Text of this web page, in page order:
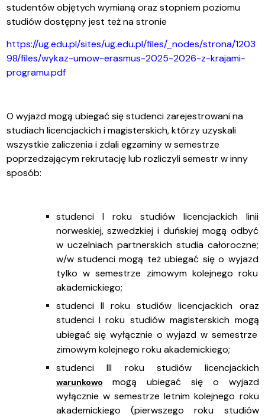
studentów objętych wymianą oraz stopniem poziomu
studiów dostępny jest też na stronie
https://ug.edu.pl/sites/ug.edu.pl/files/_nodes/strona/1203
98/files/wykaz-umow-erasmus-2025-2026-z-krajami-
programu.pdf
O wyjazd mogą ubiegać się studenci zarejestrowani na
studiach licencjackich i magisterskich, którzy uzyskali
wszystkie zaliczenia i zdali egzaminy w semestrze
poprzedzającym rekrutację lub rozliczyli semestr w inny
sposób:
studenci I roku studiów licencjackich linii
norweskiej, szwedzkiej i duńskiej mogą odbyć
w uczelniach partnerskich studia całoroczne;
w/w studenci mogą też ubiegać się o wyjazd
tylko w semestrze zimowym kolejnego roku
akademickiego;
studenci II roku studiówlicencjackich oraz
studenci I roku studiów magisterskich mogą
ubiegaćsię wyłącznie o wyjazd w semestrze
zimowym kolejnego roku akademickiego;
studenci III roku studiów licencjackich
warunkowo
mogą ubiegać się o wyjazd
wyłącznie w semestrze letnim kolejnego roku
akademickiego (pierwszego roku studiów